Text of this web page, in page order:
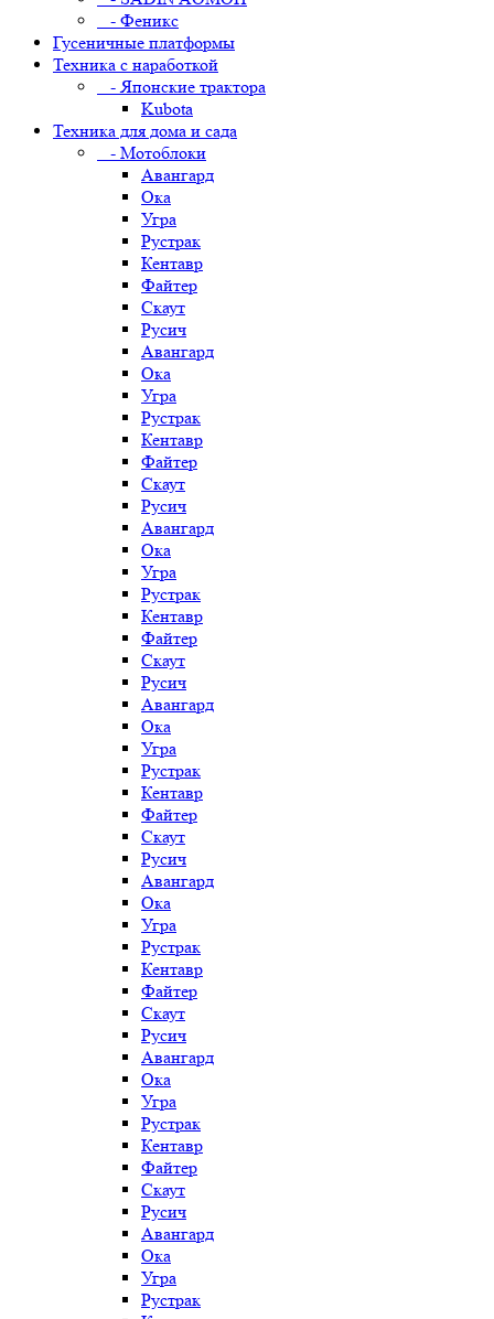
- Феникс
Гусеничные платформы
Техника с наработкой
- Японские трактора
Kubota
Техника для дома и сада
- Мотоблоки
Авангард
Ока
Угра
Рустрак
Кентавр
Файтер
Скаут
Русич
Авангард
Ока
Угра
Рустрак
Кентавр
Файтер
Скаут
Русич
Авангард
Ока
Угра
Рустрак
Кентавр
Файтер
Скаут
Русич
Авангард
Ока
Угра
Рустрак
Кентавр
Файтер
Скаут
Русич
Авангард
Ока
Угра
Рустрак
Кентавр
Файтер
Скаут
Русич
Авангард
Ока
Угра
Рустрак
Кентавр
Файтер
Скаут
Русич
Авангард
Ока
Угра
Рустрак